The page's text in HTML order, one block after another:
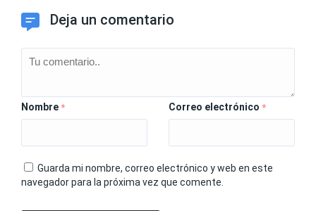
Deja un comentario
Nombre * Correo electrónico *
Guarda mi nombre, correo electrónico y web en este
navegador para la próxima vez que comente.